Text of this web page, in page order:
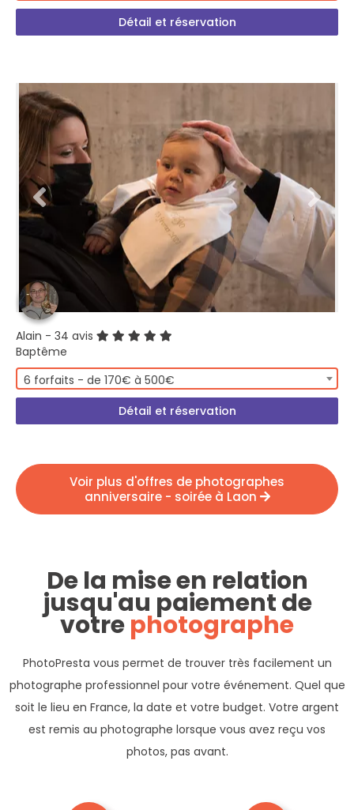
Détail et réservation
Alain - 34 avis
Baptême
6 forfaits - de 170€ à 500€
Détail et réservation
Voir plus d'offres de photographes
anniversaire - soirée à Laon
De la mise en relation
jusqu'au paiement de
votrephotographe
PhotoPresta vous permet de trouver très facilement un
photographe professionnel pour votre événement. Quel que
soit le lieu en France, la date et votre budget. Votre argent
est remis au photographe lorsque vous avez reçu vos
photos, pas avant.